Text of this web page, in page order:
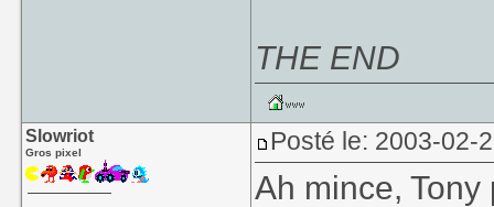
THE END
Slowriot
Gros pixel Posté le: 2003-02-
Ah mince,